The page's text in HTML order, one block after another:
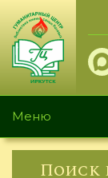
Перейти
основному
содержанию
Меню
Поиск